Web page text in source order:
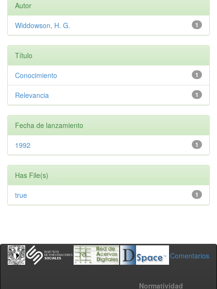
Autor
1
Widdowson, H. G.
Título
1
Conocimiento
1
Relevancia
Fecha de lanzamiento
1
1992
Has File(s)
1
true
Comentarios
Normatividad